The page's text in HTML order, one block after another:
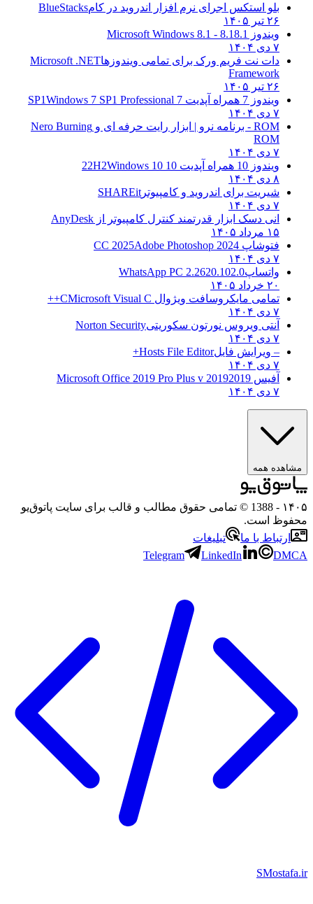
بلو استکس اجرای نرم افزار اندروید در کامBlueStacks
۲۶ تیر ۱۴۰۵
ویندوز 8.18.1 - Microsoft Windows 8.1
دات نت فریم ورک برای تمامی ویندوزهاMicrosoft .NET
Framework
۲۶ تیر ۱۴۰۵
ویندوز 7 همراه آپدیت 7 SP1
Windows 7 SP1 Professional
ROM - برنامه نرو | ابزار رایت حرفه ای و
Nero Burning
ROM
ویندوز 10 همراه آپدیت 10 22H2
Windows 10
شیریت برای اندروید و کامپیوترSHAREit
انی دسک ابزار قدرتمند کنترل کامپیوتر ازAnyDesk
۱۵ مرداد ۱۴۰۵
فتوشاپ CC 2025Adobe Photoshop 2024
واتساپWhatsApp PC 2.2620.102.0
۲۰ خرداد ۱۴۰۵
تمامی مایکروسافت ویژوال C Microsoft Visual C++
آنتی ویروس نورتون سکوریتیNorton Security
– ویرایش فایلHosts File Editor+
آفیس 2019 2019 Microsoft Office 2019 Pro Plus v
مشاهده همه
- 1388 © تمامی حقوق مطالب و قالب برای سایت پاتوق‌یو
است.
ارتباط با ما
تبلیغات
Telegram
LinkedIn